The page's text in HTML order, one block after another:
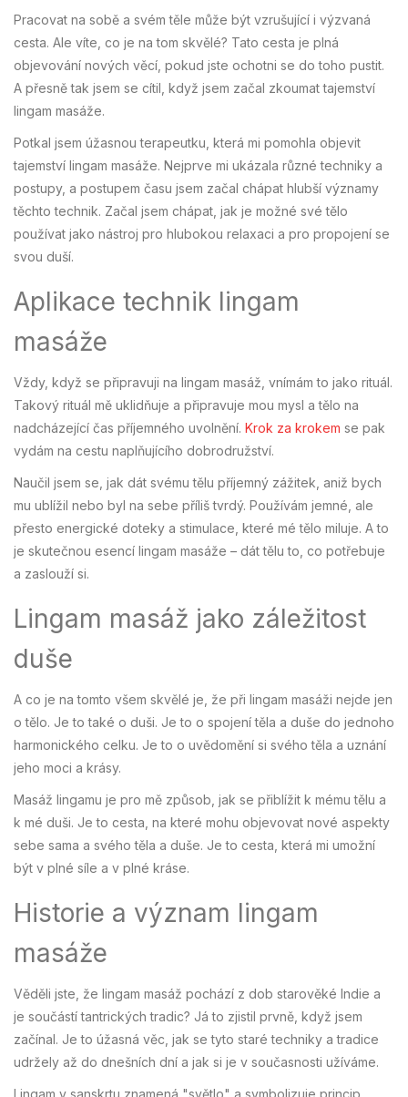
Pracovat na sobě a svém těle může být vzrušující i výzvaná
cesta. Ale víte, co je na tom skvělé? Tato cesta je plná
objevování nových věcí, pokud jste ochotni se do toho pustit.
A přesně tak jsem se cítil, když jsem začal zkoumat tajemství
lingam masáže.
Potkal jsem úžasnou terapeutku, která mi pomohla objevit
tajemství lingam masáže. Nejprve mi ukázala různé techniky a
postupy, a postupem času jsem začal chápat hlubší významy
těchto technik. Začal jsem chápat, jak je možné své tělo
používat jako nástroj pro hlubokou relaxaci a pro propojení se
svou duší.
Aplikace technik lingam
masáže
Vždy, když se připravuji na lingam masáž, vnímám to jako rituál.
Takový rituál mě uklidňuje a připravuje mou mysl a tělo na
nadcházející čas příjemného uvolnění. Krok za krokem se pak
vydám na cestu naplňujícího dobrodružství.
Naučil jsem se, jak dát svému tělu příjemný zážitek, aniž bych
mu ublížil nebo byl na sebe příliš tvrdý. Používám jemné, ale
přesto energické doteky a stimulace, které mé tělo miluje. A to
je skutečnou esencí lingam masáže – dát tělu to, co potřebuje
a zaslouží si.
Lingam masáž jako záležitost
duše
A co je na tomto všem skvělé je, že při lingam masáži nejde jen
o tělo. Je to také o duši. Je to o spojení těla a duše do jednoho
harmonického celku. Je to o uvědomění si svého těla a uznání
jeho moci a krásy.
Masáž lingamu je pro mě způsob, jak se přiblížit k mému tělu a
k mé duši. Je to cesta, na které mohu objevovat nové aspekty
sebe sama a svého těla a duše. Je to cesta, která mi umožní
být v plné síle a v plné kráse.
Historie a význam lingam
masáže
Věděli jste, že lingam masáž pochází z dob starověké Indie a
je součástí tantrických tradic? Já to zjistil prvně, když jsem
začínal. Je to úžasná věc, jak se tyto staré techniky a tradice
udržely až do dnešních dní a jak si je v současnosti užíváme.